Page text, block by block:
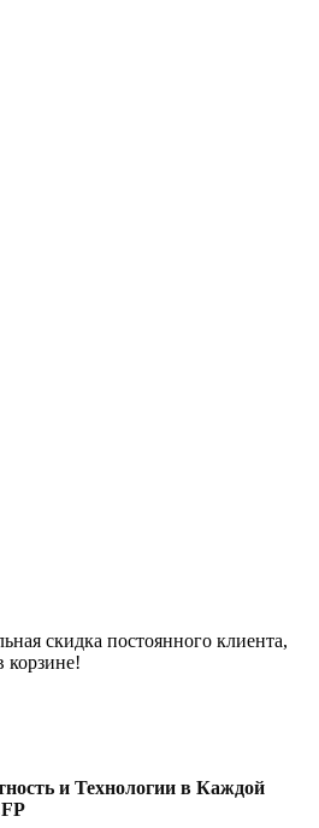
скидка постоянного клиента,
корзине!
и Технологии в Каждой